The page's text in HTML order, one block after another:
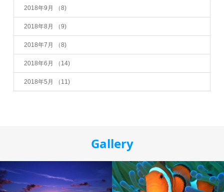
2018年9月 （8)
2018年8月 （9)
2018年7月 （8)
2018年6月 （14)
2018年5月 （11)
Gallery